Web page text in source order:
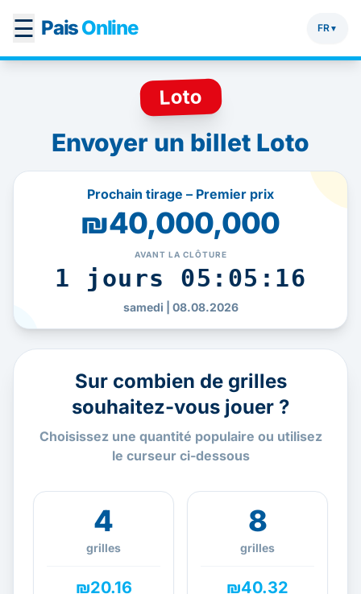
☰ PaisOnline FR▼
Loto
Envoyer un billet Loto
Prochain tirage – Premier prix
₪40,000,000
AVANT LA CLÔTURE
1 jours 05:05:16
samedi | 08.08.2026
Sur combien de grilles
souhaitez-vous jouer ?
Choisissez une quantité populaire ou utilisez
le curseur ci-dessous
4
grilles
₪20.16
8
grilles
₪40.32